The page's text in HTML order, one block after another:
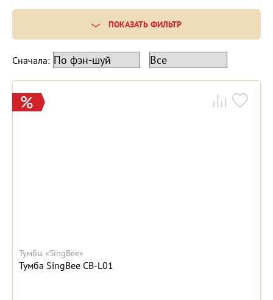
ПОКАЗАТЬ ФИЛЬТР
Сначала:
Тумбы «SingBee»
Тумба SingBee CB-L01